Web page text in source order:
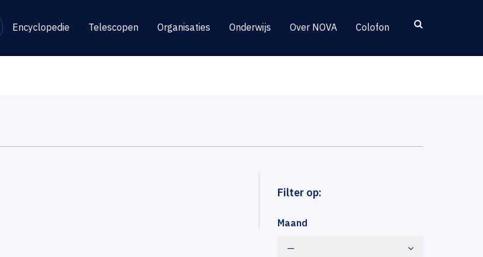
Encyclopedie Telescopen Organisaties Onderwijs Over NOVA Colofon
Filter op:
Maand
—